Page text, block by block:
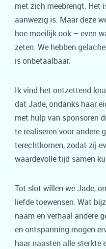
met zich meebrengt. Het
aanwezig is. Maar deze
hoe moeilijk ook – even
zeten. We hebben
is onbetaalbaar.
Ik vind het ontzettend
dat Jade, ondanks haar
met hulp van sponsoren
te realiseren voor andere
terechtkomen, zodat zij
waardevolle tijd samen
Tot slot willen we Jade,
liefde toewensen. Wat
naam en verhaal andere
en ontspanning mogen
haar naasten alle sterkte